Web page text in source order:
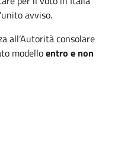
avviso.
all’Autorità consolare
modelloentro e non